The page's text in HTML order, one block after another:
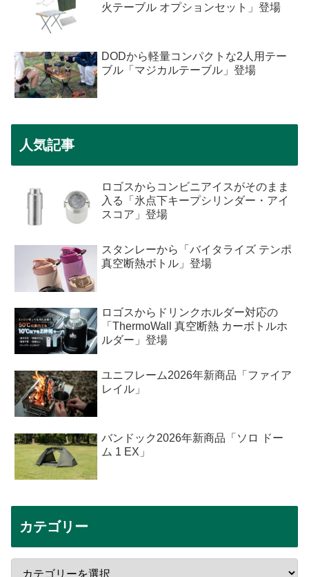
火テーブル オプションセット」登場
DODから軽量コンパクトな2人用テー
ブル「マジカルテーブル」登場
人気記事
ロゴスからコンビニアイスがそのまま
入る「氷点下キープシリンダー・アイ
スコア」登場
スタンレーから「バイタライズ テンポ
真空断熱ボトル」登場
ロゴスからドリンクホルダー対応の
「ThermoWall 真空断熱 カーボトルホ
ルダー」登場
ユニフレーム2026年新商品「ファイア
レイル」
バンドック2026年新商品「ソロ ドー
ム 1 EX」
カテゴリー